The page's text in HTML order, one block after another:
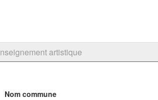
artistique
Nom commune